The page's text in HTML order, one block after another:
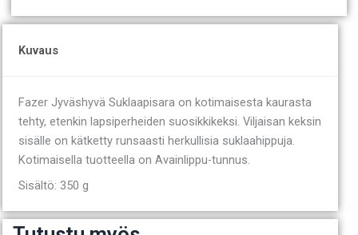
Kuvaus
Fazer Jyväshyvä Suklaapisara on kotimaisesta kaurasta
tehty, etenkin lapsiperheiden suosikkikeksi. Viljaisan keksin
sisälle on kätketty runsaasti herkullisia suklaahippuja.
Kotimaisella tuotteella on Avainlippu-tunnus.
Sisältö: 350 g